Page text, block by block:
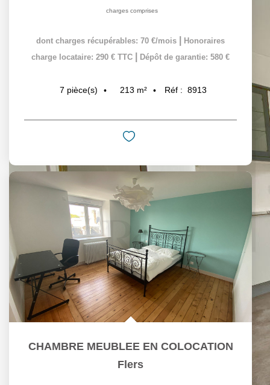
charges comprises
dont charges récupérables: 70 €/mois
Honoraires
charge locataire: 290 € TTC
Dépôt de garantie: 580 €
7 pièce(s) 213 m² Réf : 8913
CHAMBRE MEUBLEE EN COLOCATION
Flers